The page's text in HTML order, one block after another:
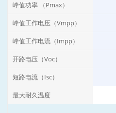
峰值功率 （Pmax）
峰值工作电压（Vmpp）
峰值工作电流（Impp）
开路电压（Voc）
短路电流（Isc）
最大耐久温度